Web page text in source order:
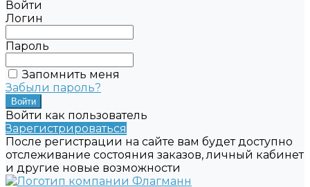
Войти
Логин
Пароль
Запомнить меня
Забыли пароль?
Войти как пользователь
Зарегистрироваться
После регистрации на сайте вам будет доступно
отслеживание состояния заказов, личный кабинет
и другие новые возможности